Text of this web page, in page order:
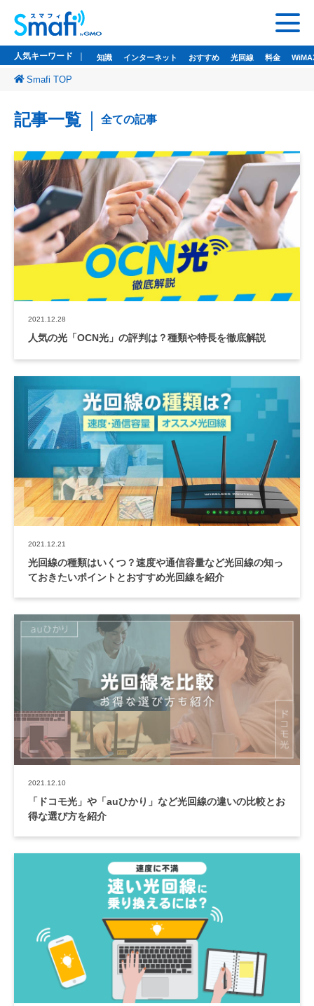
知識 インターネット おすすめ
監修者一覧
Smafi WiMAX
GMOとくとくBB
Wi-Fi（WiMAX）レンタル
会社概要
人気キーワード 知識 インターネット おすすめ 光回線 料金
Smafi TOP
記事一覧 全ての記事
2021.12.28
人気の光「OCN光」の評判は？種類や特長を徹底解説
2021.12.21
光回線の種類はいくつ？速度や通信容量など光回線の知っ
ておきたいポイントとおすすめ光回線を紹介
2021.12.10
「ドコモ光」や「auひかり」など光回線の違いの比較とお
得な選び方を紹介